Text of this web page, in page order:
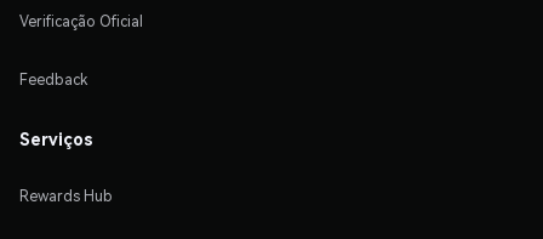
Verificação Oficial
Feedback
Serviços
Rewards Hub